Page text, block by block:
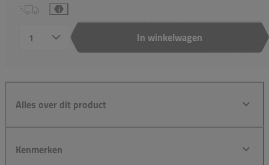
i
In winkelwagen
Alles over dit product
Kenmerken